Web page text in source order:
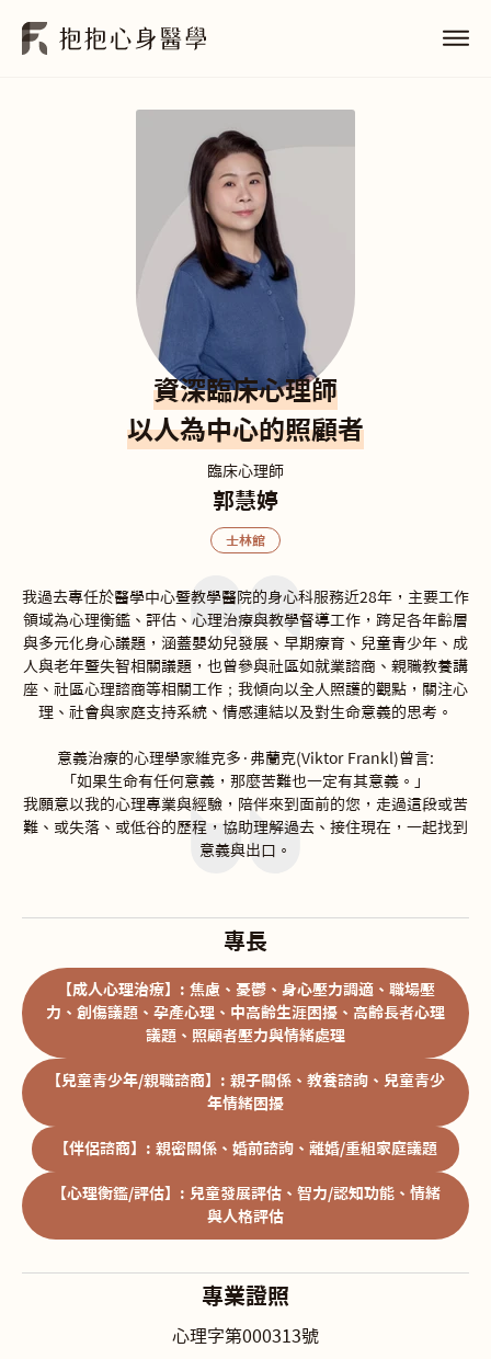
資深臨床心理師
以人為中心的照顧者
臨床心理師
郭慧婷
士林館
我過去專任於醫學中心暨教學醫院的身心科服務近28年，主要工作
領域為心理衡鑑、評估、心理治療與教學督導工作，跨足各年齡層
與多元化身心議題，涵蓋嬰幼兒發展、早期療育、兒童青少年、成
人與老年暨失智相關議題，也曾參與社區如就業諮商、親職教養講
座、社區心理諮商等相關工作；我傾向以全人照護的觀點，關注心
理、社會與家庭支持系統、情感連結以及對生命意義的思考。
意義治療的心理學家維克多·弗蘭克(Viktor Frankl)曾言:
「如果生命有任何意義，那麼苦難也一定有其意義。」
我願意以我的心理專業與經驗，陪伴來到面前的您，走過這段或苦
難、或失落、或低谷的歷程，協助理解過去、接住現在，一起找到
意義與出口。
專長
【成人心理治療】: 焦慮、憂鬱、身心壓力調適、職場壓
力、創傷議題、孕產心理、中高齡生涯困擾、高齡長者心理
議題、照顧者壓力與情緒處理
【兒童青少年/親職諮商】: 親子關係、教養諮詢、兒童青少
年情緒困擾
【伴侶諮商】: 親密關係、婚前諮詢、離婚/重組家庭議題
【心理衡鑑/評估】: 兒童發展評估、智力/認知功能、情緒
與人格評估
專業證照
心理字第000313號